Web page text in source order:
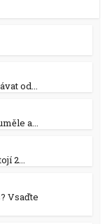
od...
a...
2...
Vsaďte